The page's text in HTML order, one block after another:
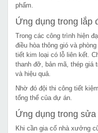
phẩm.
Ứng dụng trong lắp
Trong các công trình hiện
điều hòa thông gió và
tiết kim loại có lỗ liên kết.
thanh đỡ, bản mã, thép giá
và hiệu quả.
Nhờ đó đội thi công tiết
tổng thể của dự án.
Ứng dụng trong
Khi cần gia cố nhà xưởng